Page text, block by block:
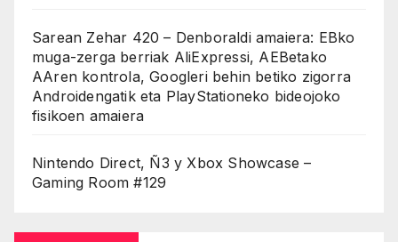
Sarean Zehar 420 – Denboraldi amaiera: EBko
muga-zerga berriak AliExpressi, AEBetako
AAren kontrola, Googleri behin betiko zigorra
Androidengatik eta PlayStationeko bideojoko
fisikoen amaiera
Nintendo Direct, Ñ3 y Xbox Showcase –
Gaming Room #129